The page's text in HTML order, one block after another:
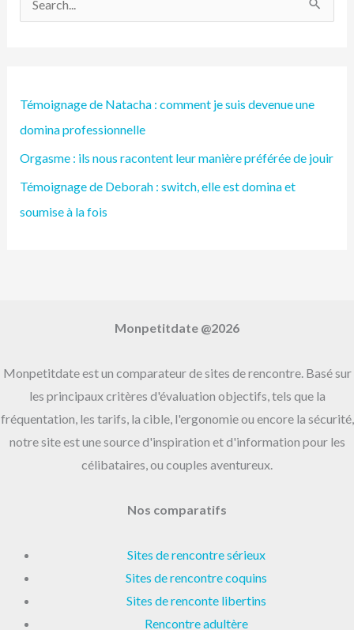
e
r
c
h
e
Témoignage de Natacha : comment je suis devenue une
domina professionnelle
Orgasme : ils nous racontent leur manière préférée de jouir
Témoignage de Deborah : switch, elle est domina et
soumise à la fois
Monpetitdate @2026
Monpetitdate est un comparateur de sites de rencontre. Basé sur
les principaux critères d'évaluation objectifs, tels que la
fréquentation, les tarifs, la cible, l'ergonomie ou encore la sécurité,
notre site est une source d'inspiration et d'information pour les
célibataires, ou couples aventureux.
Nos comparatifs
Sites de rencontre sérieux
Sites de rencontre coquins
Sites de renconte libertins
Rencontre adultère